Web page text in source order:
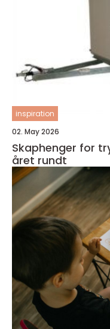
inspiration
02. May 2026
Skaphenger for
året rundt